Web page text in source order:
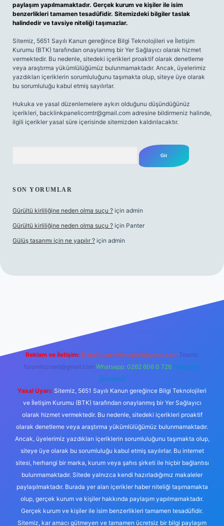
paylaşım yapılmamaktadır. Gerçek kurum ve kişiler ile isim
benzerlikleri tamamen tesadüfidir. Sitemizdeki bilgiler taslak
halindedir ve tavsiye niteliği taşımazlar.
Sitemiz, 5651 Sayılı Kanun gereğince Bilgi Teknolojileri ve İletişim
Kurumu (BTK) tarafından onaylanmış bir Yer Sağlayıcı olarak hizmet
vermektedir. Bu nedenle, sitedeki içerikleri proaktif olarak denetleme
veya araştırma yükümlülüğümüz bulunmamaktadır. Ancak, üyelerimiz
yazdıkları içeriklerin sorumluluğunu taşımakta olup, siteye üye olarak
bu sorumluluğu kabul etmiş sayılırlar.
Hukuka ve yasal düzenlemelere aykırı olduğunu düşündüğünüz
içerikleri, backlinkpanelicomtr@gmail.com adresine bildirmeniz halinde,
ilgili içerikler yasal süre içerisinde sitemizden kaldırılacaktır.
SON YORUMLAR
Gürültü kirliliğine neden olma suçu ? için admin
Gürültü kirliliğine neden olma suçu ? için Panter
Gülüş tasarımı için ne yapılır ? için admin
Reklam ve İletişim: E-mail: backlinkpaneli@gmail.com Teams:
forumhizmeti@gmail.com Whatsapp: 0262 606 0 726 Telegram:
@karabul
Yasal Uyarı: Sitemiz, 5651 Sayılı Kanun gereğince Bilgi Teknolojileri
ve İletişim Kurumu (BTK) tarafından onaylanmış bir Yer Sağlayıcı
olarak hizmet vermektedir. Bu nedenle, sitedeki içerikleri proaktif
olarak denetleme veya araştırma yükümlülüğümüz bulunmamaktadır.
Ancak, üyelerimiz yazdıkları içeriklerin sorumluluğunu taşımakta olup,
siteye üye olarak bu sorumluluğu kabul etmiş sayılırlar. Bu internet
sitesi, herhangi bir marka, kurum veya şahıs şirketi ile hiçbir bağlantısı
bulunmamaktadır. Sitede yalnızca kendi hazırladığımız makaleler
paylaşılmaktadır. Burada yer alan içerikler haber niteliği taşımamakta
olup, gerçek kurum ve kişiler hakkında paylaşım yapılmamaktadır.
Gerçek kurum ve kişiler ile isim benzerlikleri tamamen tesadüfidir.
Sitemiz, kar amacı gütmeyen ve tamamen ücretsiz bir bilgi paylaşım